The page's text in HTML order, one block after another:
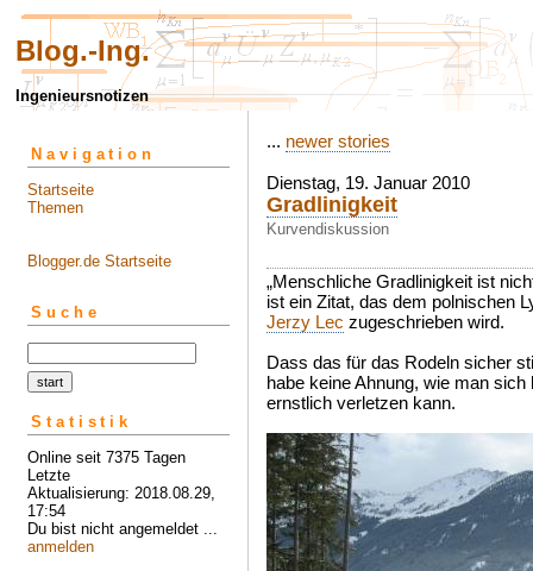
Blog.-Ing.
Ingenieursnotizen
Navigation
Startseite
Themen
Blogger.de Startseite
Suche
Statistik
Online seit 7375 Tagen
Letzte
Aktualisierung: 2018.08.29,
17:54
Du bist nicht angemeldet ...
anmelden
... newer stories
Dienstag, 19. Januar 2010
Gradlinigkeit
Kurvendiskussion
„Menschliche Gradlinigkeit ist
ist ein Zitat, das dem polnischen
Jerzy Lec zugeschrieben wird.
Dass das für das Rodeln sicher
habe keine Ahnung, wie man
ernstlich verletzen kann.